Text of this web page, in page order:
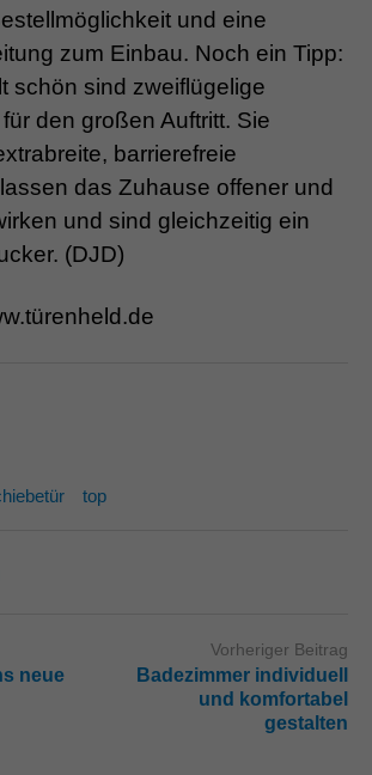
und eine
zum Einbau. Noch ein Tipp:
schön sind zweiflügelige
den großen Auftritt. Sie
barrierefreie
das Zuhause offener und
und sind gleichzeitig ein
(DJD)
top
neue
Vorheriger Beitrag
Badezimmer individuell
und komfortabel
gestalten